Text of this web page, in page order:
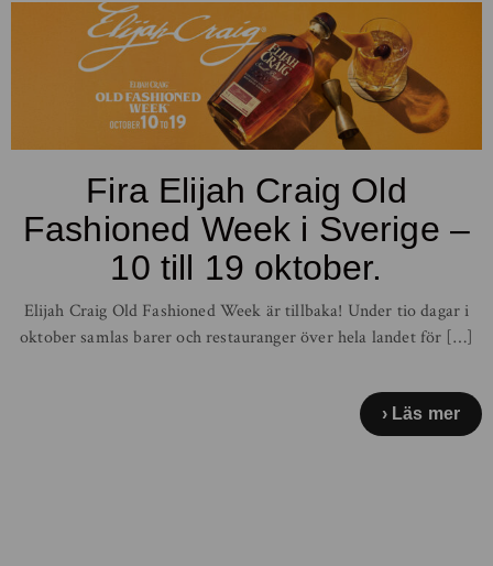
Fira Elijah Craig Old
Fashioned Week i Sverige –
10 till 19 oktober.
Elijah Craig Old Fashioned Week är tillbaka! Under tio dagar i
oktober samlas barer och restauranger över hela landet för […]
Läs mer